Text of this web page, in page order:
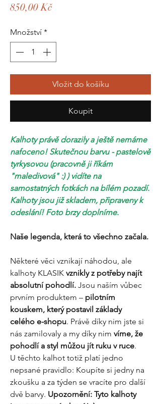
850,00 KčCena
Množství *
Vložit do košíku
Koupit
Kalhoty právě dorazily a ještě nemáme
nafoceno! Skutečnou barvu - pastelově
tyrkysovou (pracovně ji říkám
"maledivová" :) ) vidíte na
samostatných fotkách na bílém pozadí.
Kalhoty jsou již skladem, připraveny k
odeslání! Foto brzy doplníme.
Naše legenda, která to všechno začala.
Některé věci vznikají náhodou, ale
kalhoty KLASIK vznikly z potřeby najít
absolutní pohodlí. Jsou naším vůbec
prvním produktem – pilotním
kouskem, který postavil základy
celého e-shopu. Právě díky nim jste si
nás zamilovaly a my díky nim víme, že
pohodlí a styl můžou jít ruku v ruce.
U těchto kalhot totiž platí jedno
nepsané pravidlo: Koupíte si jedny na
zkoušku a za týden se vracíte pro další
dvě barvy. Upozornění: Tyto kalhoty